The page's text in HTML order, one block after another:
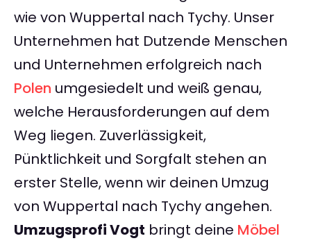
wie von Wuppertal nach Tychy. Unser
Unternehmen hat Dutzende Menschen
und Unternehmen erfolgreich nach
Polen umgesiedelt und weiß genau,
welche Herausforderungen auf dem
Weg liegen. Zuverlässigkeit,
Pünktlichkeit und Sorgfalt stehen an
erster Stelle, wenn wir deinen Umzug
von Wuppertal nach Tychy angehen.
Umzugsprofi Vogt bringt deine Möbel